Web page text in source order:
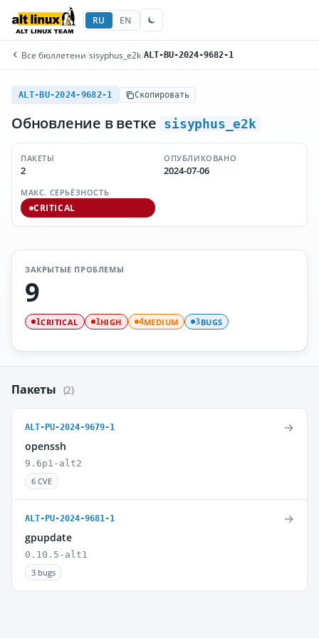
RU EN
Все бюллетени/sisyphus_e2k/ALT-BU-2024-9682-1
ALT-BU-2024-9682-1 Скопировать
Обновление в ветке sisyphus_e2k
ПАКЕТЫ
2
ОПУБЛИКОВАНО
2024-07-06
МАКС. СЕРЬЁЗНОСТЬ
CRITICAL
ЗАКРЫТЫЕ ПРОБЛЕМЫ
9
1CRITICAL 1HIGH 4MEDIUM 3BUGS
Пакеты (2)
ALT-PU-2024-9679-1
openssh
9.6p1-alt2
6 CVE
→
ALT-PU-2024-9681-1
gpupdate
0.10.5-alt1
3 bugs
→